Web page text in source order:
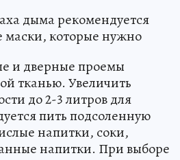
дыма рекомендуется
маски, которые нужно
и дверные проемы
тканью. Увеличить
до 2-3 литров для
пить подсоленную
напитки, соки,
напитки. При выборе